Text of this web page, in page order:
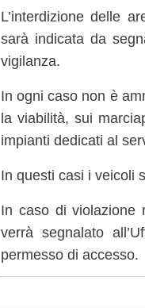
L’interdizione delle
sarà indicata da
vigilanza.
In ogni caso non è
la viabilità, sui
impianti dedicati al
In questi casi i veicoli
In caso di violazione
verrà segnalato
permesso di accesso.